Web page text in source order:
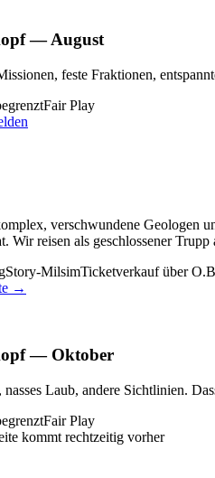
— August
feste Fraktionen,
Fair Play
verschwundene Geologen
Wir reisen als geschlossener Trupp
Story-MilsimTicketverkauf über
→
— Oktober
Laub, andere Sichtlinien.
Fair Play
kommt rechtzeitig vorher